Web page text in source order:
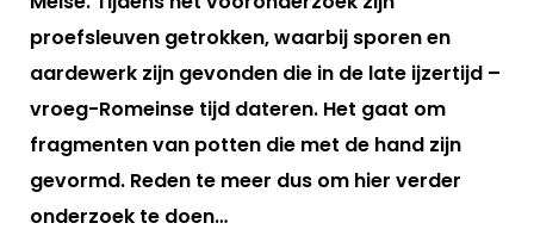
proefsleuven getrokken, waarbij sporen en
aardewerk zijn gevonden die in de late ijzertijd –
vroeg-Romeinse tijd dateren. Het gaat om
fragmenten van potten die met de hand zijn
gevormd. Reden te meer dus om hier verder
onderzoek te doen…